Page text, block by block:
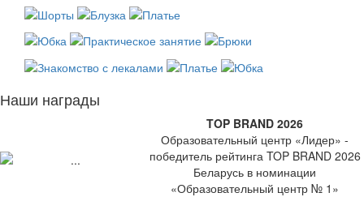
Наши награды
TOP BRAND 2026
Образовательный центр «Лидер» -
победитель рейтинга TOP BRAND 2026
Беларусь в номинации
«Образовательный центр № 1»